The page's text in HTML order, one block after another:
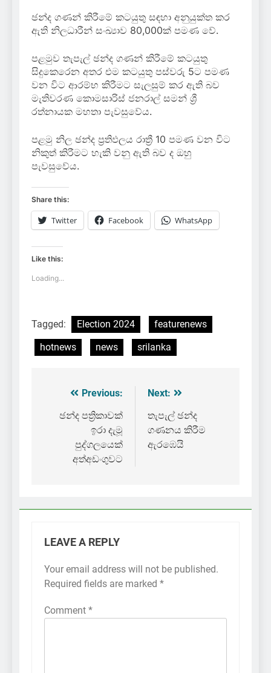
ඡන්ද ගණන් කිරීමේ කටයුතු සඳහා අනුයුක්ත කර
ඇති නිලධාරීන් සංඛ්‍යාව 80,000ක් පමණ වේ.
පළමුව තැපැල් ඡන්ද ගණන් කිරීමේ කටයුතු
සිදුකෙරෙන අතර එම කටයුතු පස්වරු 5ට පමණ
වන විට ආරම්භ කිරීමට සැලසුම් කර ඇති බව
මැතිවරණ කොමසාරිස් ජනරාල් සමන් ශ්‍රී
රත්නායක මහතා පැවසුවේය.
පළමු නිල ඡන්ද ප්‍රතිඵලය රාත්‍රී 10 පමණ වන විට
නිකුත් කිරීමට හැකි වනු ඇති බව ද ඔහු
පැවසුවේය.
Share this:
Twitter Facebook WhatsApp
Like this:
Loading...
Tagged: Election 2024
featurenews
hotnews
news srilanka
Post
navigation
Previous:
ඡන්ද පත්‍රිකාවක්
ඉරා දැමූ
පුද්ගලයෙක්
අත්අඩංගුවට
Next:
තැපැල් ඡන්ද
ගණනය කිරීම
ඇරඹෙයි
LEAVE A REPLY
Your email address will not be published.
Required fields are marked *
Comment *